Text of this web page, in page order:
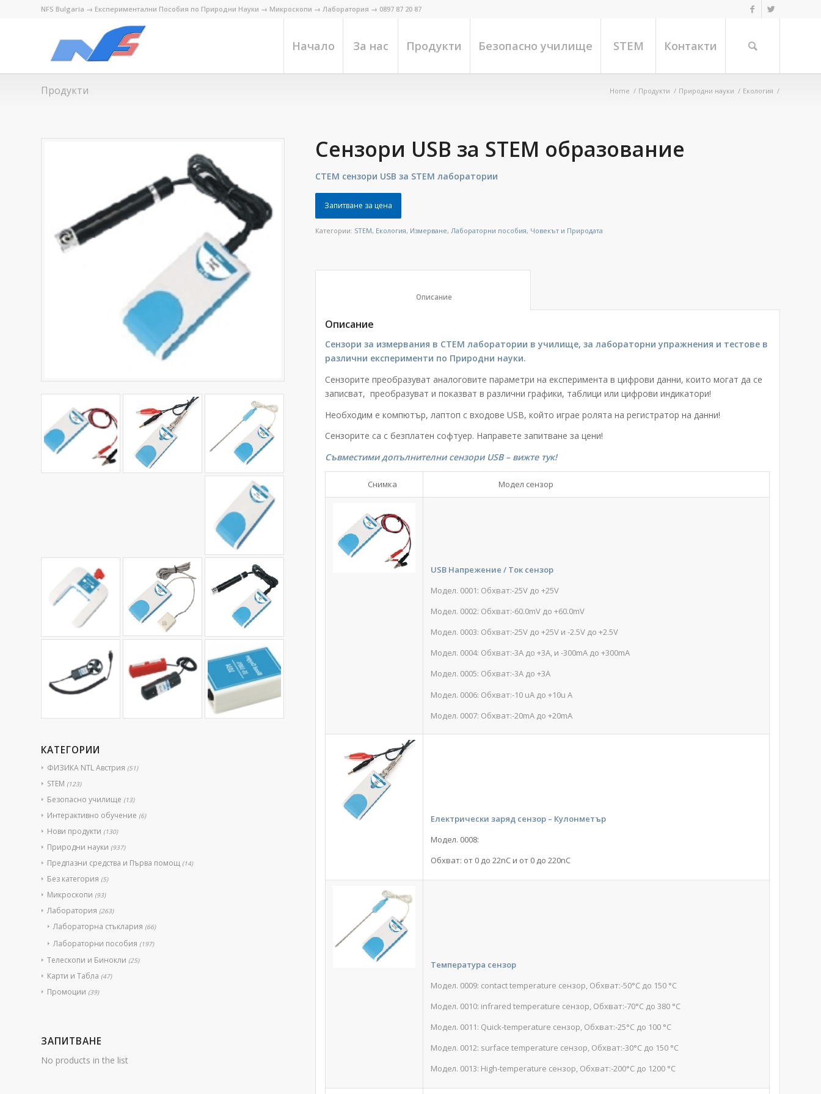
NFS Bulgaria → Експериментални Пособия по Природни Науки → Микроскопи → Лаборатория → 0897 87 20 87
Начало За нас Продукти Безопасно училище STEM Контакти
Продукти Home / Продукти / Природни науки / Екология /
КАТЕГОРИИ
ФИЗИКА NTL Австрия (51)
STEM (123)
Безопасно училище (13)
Интерактивно обучение (6)
Нови продукти (130)
Природни науки (937)
Предпазни средства и Първа помощ (14)
Без категория (5)
Микроскопи (93)
Лаборатория (263)
Лабораторна стъклария (66)
Лабораторни пособия (197)
Телескопи и Бинокли (25)
Карти и Табла (47)
Промоции (39)
ЗАПИТВАНЕ
No products in the list
Сензори USB за STEM образование
СТЕМ сензори USB за STEM лаборатории
Запитване за цена
Категории: STEM, Екология, Измерване, Лабораторни пособия, Човекът и Природата
Описание
Сензори за измервания в СТЕМ лаборатории в училище, за лабораторни упражнения и тестове в
различни експерименти по Природни науки.
Сензорите преобразуват аналоговите параметри на експеримента в цифрови данни, които могат да се
записват, преобразуват и показват в различни графики, таблици или цифрови индикатори!
Необходим е компютър, лаптоп с входове USB, който играе ролята на регистратор на данни!
Сензорите са с безплатен софтуер. Направете запитване за цени!
Съвместими допълнителни сензори USB – вижте тук!
Снимка Модел сензор
USB Напрежение / Ток сензор
Модел. 0001: Обхват:-25V до +25V
Модел. 0002: Обхват:-60.0mV до +60.0mV
Модел. 0003: Обхват:-25V до +25V и -2.5V до +2.5V
Модел. 0004: Обхват:-3A до +3A, и -300mA до +300mA
Модел. 0005: Обхват:-3A до +3A
Модел. 0006: Обхват:-10 uA до +10u A
Модел. 0007: Обхват:-20mA до +20mA
Електрически заряд сензор – Кулонметър
Модел. 0008:
Обхват: от 0 до 22nC и от 0 до 220nC
Температура сензор
Модел. 0009: contact temperature сензор, Обхват:-50°C до 150 °C
Модел. 0010: infrared temperature сензор, Обхват:-70°C до 380 °C
Модел. 0011: Quick-temperature сензор, Обхват:-25°C до 100 °C
Модел. 0012: surface temperature сензор, Обхват:-30°C до 150 °C
Модел. 0013: High-temperature сензор, Обхват:-200°C до 1200 °C